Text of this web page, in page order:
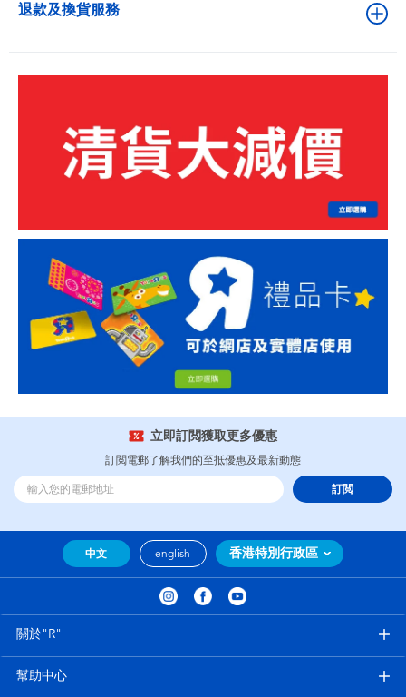
退款及換貨服務
立即訂閲獲取更多優惠
訂閲電郵了解我們的至抵優惠及最新動態
訂閲
中文 english 香港特別行政區
關於"R"
幫助中心